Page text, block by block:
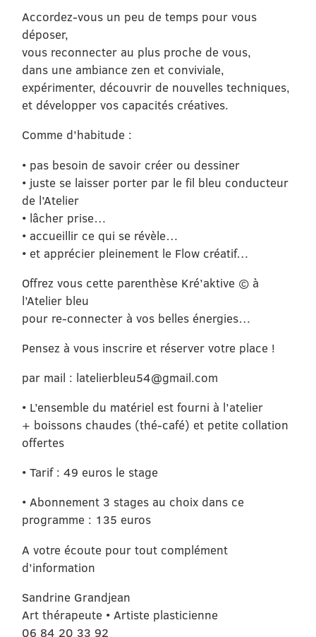
Accordez-vous un peu de temps pour vous
déposer,
vous reconnecter au plus proche de vous,
dans une ambiance zen et conviviale,
expérimenter, découvrir de nouvelles techniques,
et développer vos capacités créatives.
Comme d’habitude :
• pas besoin de savoir créer ou dessiner
• juste se laisser porter par le fil bleu conducteur
de l’Atelier
• lâcher prise…
• accueillir ce qui se révèle…
• et apprécier pleinement le Flow créatif…
Offrez vous cette parenthèse Kré’aktive © à
l’Atelier bleu
pour re-connecter à vos belles énergies…
Pensez à vous inscrire et réserver votre place !
par mail : latelierbleu54@gmail.com
• L’ensemble du matériel est fourni à l’atelier
+ boissons chaudes (thé-café) et petite collation
offertes
• Tarif : 49 euros le stage
• Abonnement 3 stages au choix dans ce
programme : 135 euros
A votre écoute pour tout complément
d’information
Sandrine Grandjean
Art thérapeute • Artiste plasticienne
06 84 20 33 92